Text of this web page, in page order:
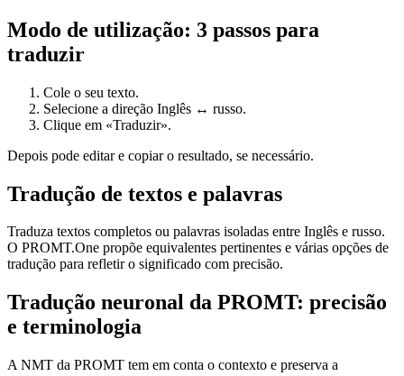
Modo de utilização: 3 passos para
traduzir
Cole o seu texto.
Selecione a direção Inglês ↔ russo.
Clique em «Traduzir».
Depois pode editar e copiar o resultado, se necessário.
Tradução de textos e palavras
Traduza textos completos ou palavras isoladas entre Inglês e russo.
O PROMT.One propõe equivalentes pertinentes e várias opções de
tradução para refletir o significado com precisão.
Tradução neuronal da PROMT: precisão
e terminologia
A NMT da PROMT tem em conta o contexto e preserva a